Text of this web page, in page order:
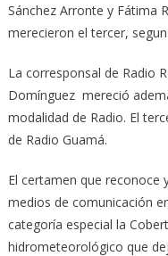
Sánchez Arronte y Fátima
merecieron el tercer,
La corresponsal de Radio
Domínguez mereció
modalidad de Radio. El
de Radio Guamá.
El certamen que reconoce
medios de comunicación
categoría especial la
hidrometeorológico que